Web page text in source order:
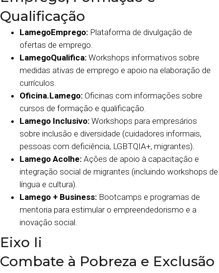
Qualificação
LamegoEmprego: Plataforma de divulgação de
ofertas de emprego.
LamegoQualifica: Workshops informativos sobre
medidas ativas de emprego e apoio na elaboração de
currículos.
Oficina.Lamego: Oficinas com informações sobre
cursos de formação e qualificação.
Lamego Inclusivo: Workshops para empresários
sobre inclusão e diversidade (cuidadores informais,
pessoas com deficiência, LGBTQIA+, migrantes).
Lamego Acolhe: Ações de apoio à capacitação e
integração social de migrantes (incluindo workshops de
língua e cultura).
Lamego + Business: Bootcamps e programas de
mentoria para estimular o empreendedorismo e a
inovação social.
Eixo Ii
Combate à Pobreza e Exclusão